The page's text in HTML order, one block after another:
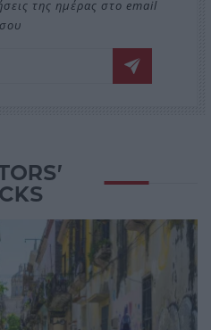
της ημέρας στο email
σου